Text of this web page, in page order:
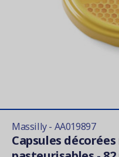
Massilly - AA019897
Capsules